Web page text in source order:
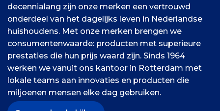
decennialang zijn onze merken een vertrouwd
onderdeel van het dagelijks leven in Nederlandse
huishoudens. Met onze merken brengen we
consumentenwaarde: producten met superieure
prestaties die hun prijs waard zijn. Sinds 1964
werken we vanuit ons kantoor in Rotterdam met
lokale teams aan innovaties en producten die
miljoenen mensen elke dag gebruiken.